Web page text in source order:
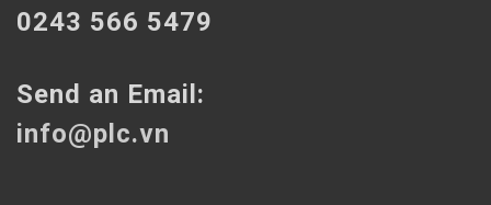
0243 566 5479
Send an Email:
info@plc.vn